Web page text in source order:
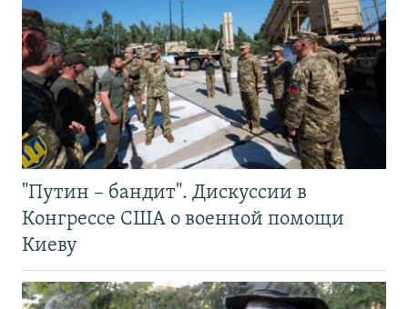
"Путин – бандит". Дискуссии в
Конгрессе США о военной помощи
Киеву